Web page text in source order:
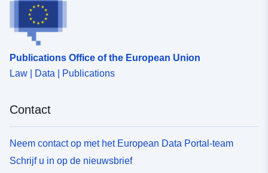
uriRef:
Publications Office of the European Union
Law | Data | Publications
Contact
Neem contact op met het European Data Portal-team
Schrijf u in op de nieuwsbrief